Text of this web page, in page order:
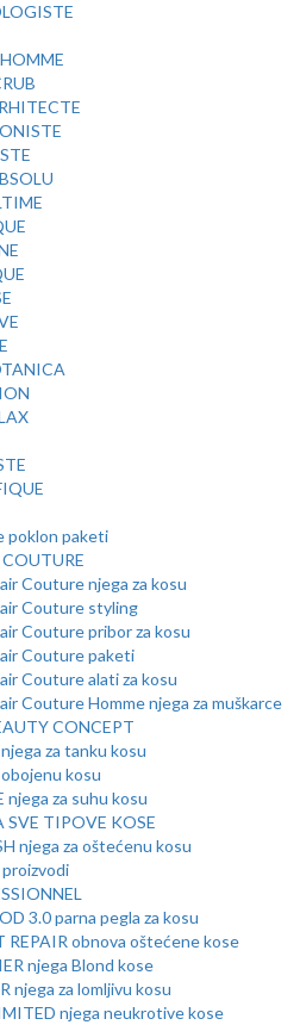
poklon paketi
Couture njega za kosu
Couture styling
Couture pribor za kosu
Couture paketi
Couture alati za kosu
Couture Homme njega za muškarce
CONCEPT
za tanku kosu
kosu
njega za suhu kosu
SVE TIPOVE KOSE
njega za oštećenu kosu
3.0 parna pegla za kosu
REPAIR obnova oštećene kose
njega Blond kose
njega za lomljivu kosu
njega neukrotive kose